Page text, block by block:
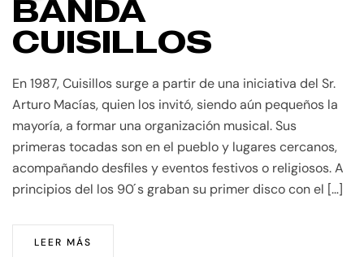
BANDA
CUISILLOS
En 1987, Cuisillos surge a partir de una iniciativa del Sr.
Arturo Macías, quien los invitó, siendo aún pequeños la
mayoría, a formar una organización musical. Sus
primeras tocadas son en el pueblo y lugares cercanos,
acompañando desfiles y eventos festivos o religiosos. A
principios del los 90 ́s graban su primer disco con el […]
LEER MÁS